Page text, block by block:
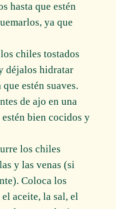
hasta que estén
ya que
chiles tostados
déjalos hidratar
estén suaves.
de ajo en una
estén bien cocidos y
los chiles
y las venas (si
Coloca los
aceite, la sal, el